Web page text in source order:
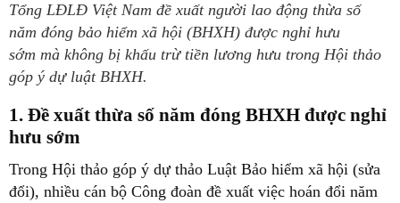
Tổng LĐLĐ Việt Nam đề xuất người lao động thừa số
năm đóng bảo hiểm xã hội (BHXH) được nghỉ hưu
sớm mà không bị khấu trừ tiền lương hưu trong Hội thảo
góp ý dự luật BHXH.
1. Đề xuất thừa số năm đóng BHXH được nghỉ
hưu sớm
Trong Hội thảo góp ý dự thảo Luật Bảo hiểm xã hội (sửa
đổi), nhiều cán bộ Công đoàn đề xuất việc hoán đổi năm